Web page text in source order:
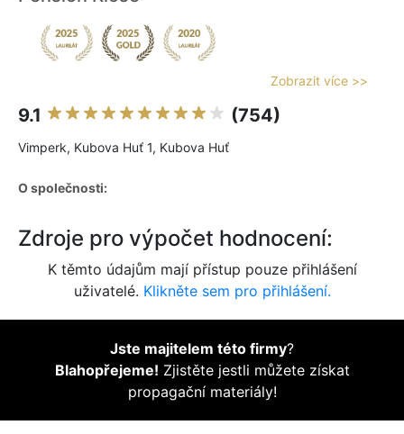
Zobrazit více >>
9.1 (754)
Vimperk, Kubova Huť 1, Kubova Huť
O společnosti:
Zdroje pro výpočet hodnocení:
K těmto údajům mají přístup pouze přihlášení
uživatelé. Klikněte sem pro přihlášení.
Jste majitelem této firmy?
Blahopřejeme! Zjistěte jestli můžete získat
propagační materiály!